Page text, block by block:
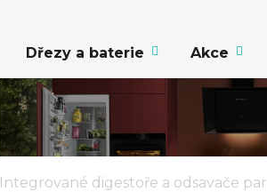
Dřezy a baterie Akce
Integrované digestoře a odsavače par